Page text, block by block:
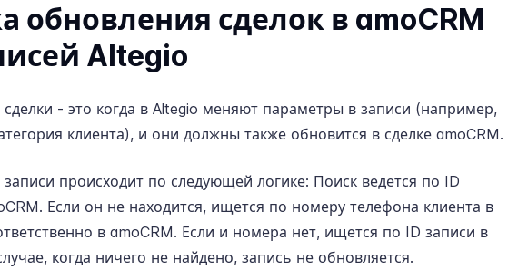
обновления сделок в amoCRM
Altegio
- это когда в Altegio меняют параметры в записи (например,
клиента), и они должны также обновится в сделке amoCRM.
происходит по следующей логике: Поиск ведется по ID
Если он не находится, ищется по номеру телефона клиента в
в amoCRM. Если и номера нет, ищется по ID записи в
когда ничего не найдено, запись не обновляется.